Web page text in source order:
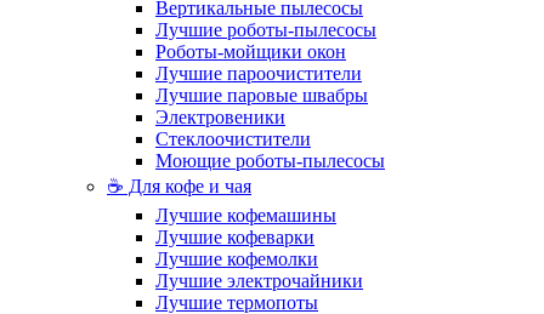
Вертикальные пылесосы
Лучшие роботы-пылесосы
Роботы-мойщики окон
Лучшие пароочистители
Лучшие паровые швабры
Электровеники
Стеклоочистители
Моющие роботы-пылесосы
☕ Для кофе и чая
Лучшие кофемашины
Лучшие кофеварки
Лучшие кофемолки
Лучшие электрочайники
Лучшие термопоты